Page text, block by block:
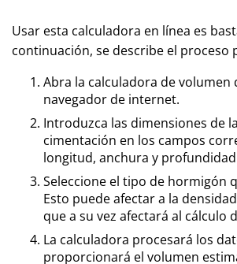
Usar esta calculadora en línea es
continuación, se describe el proceso
Abra la calculadora de volumen
navegador de internet.
Introduzca las dimensiones de
cimentación en los campos
longitud, anchura y
Seleccione el tipo de hormigón
Esto puede afectar a la
que a su vez afectará al cálculo
La calculadora procesará los
proporcionará el volumen